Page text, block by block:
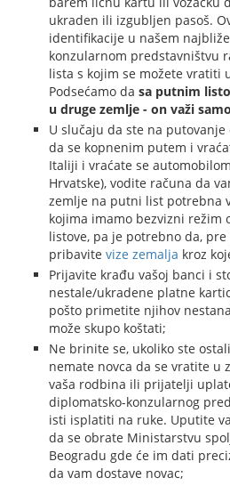
ukraden ili izgubljen pasoš.
identifikacije u našem
konzularnom predstavništvu
lista s kojim se možete vratiti
Podsećamo dasa putnim
u druge zemlje - on važi
U slučaju da ste na
da se kopnenim putem i
Italiji i vraćate se
Hrvatske), vodite računa da
zemlje na putni list potrebna
kojima imamo bezvizni režim
listove, pa je potrebno da,
pribavitevize zemalja kroz
Prijavite krađu vašoj banci i
nestale/ukradene platne
pošto primetite njihov
može skupo koštati;
Ne brinite se, ukoliko ste
nemate novca da se vratite u
vaša rodbina ili prijatelji
diplomatsko-konzularnog
isti isplatiti na ruke. Uputite
da se obrate Ministarstvu
Beogradu gde će im dati
da vam dostave novac;